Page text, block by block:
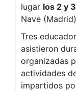
lugar los 2 y
Nave
Tres
asistieron
organizadas
actividades
impartidos